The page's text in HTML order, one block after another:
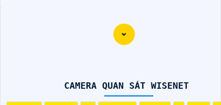
CAMERA QUAN SÁT WISENET